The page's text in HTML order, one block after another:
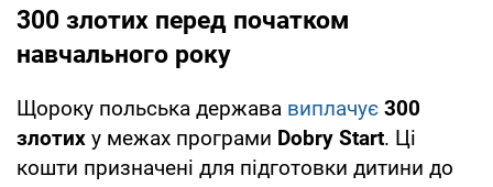
300 злотих перед початком
навчального року
Щороку польська держава виплачує 300
злотих у межах програми Dobry Start. Ці
кошти призначені для підготовки дитини до